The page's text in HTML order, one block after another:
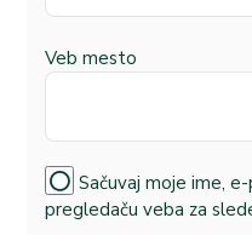
Veb mesto
Sačuvaj moje ime,
pregledaču veba za